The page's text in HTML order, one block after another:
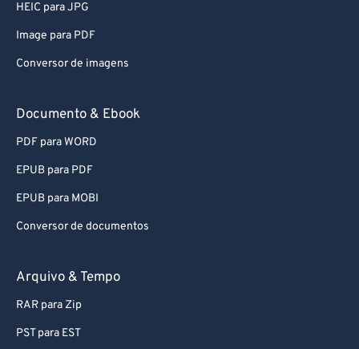
HEIC para JPG
Image para PDF
Conversor de imagens
Documento & Ebook
PDF para WORD
EPUB para PDF
EPUB para MOBI
Conversor de documentos
Arquivo & Tempo
RAR para Zip
PST para EST